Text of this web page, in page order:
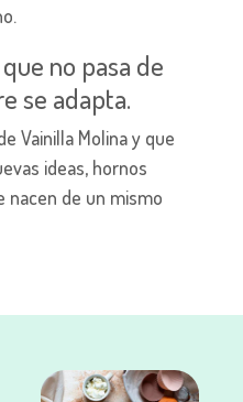
no pasa de
se adapta.
Vainilla Molina y que
ideas, hornos
nacen de un mismo